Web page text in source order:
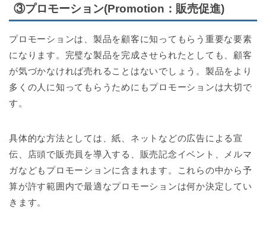
③プロモーション(Promotion：販売促進)
プロモーションは、製品を顧客に知ってもらう重要な要素
になります。完璧な製品を完成させられたとしても、顧客
が気づかなければ売れることはないでしょう。製品をより
多くの人に知ってもらうためにもプロモーションは大切で
す。
具体的な方法としては、紙、ネットなどの広告による宣
伝、店頭で販売員を導入する、販売記念イベント、メルマ
ガなどもプロモーションに含まれます。これらの中から予
算が許す範囲内で最適なプロモーションは何か決定してい
きます。